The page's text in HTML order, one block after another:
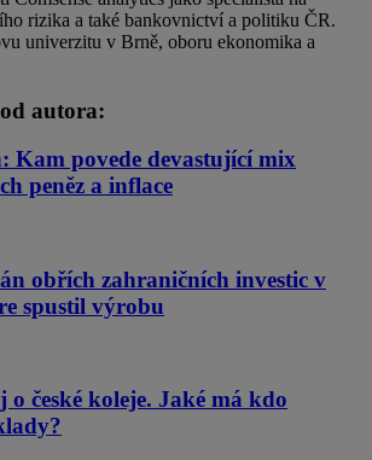
rizika a také bankovnictví a politiku ČR.
univerzitu v Brně, oboru ekonomika a
autora:
Kam povede devastující mix
peněz a inflace
obřích zahraničních investic v
spustil výrobu
o české koleje. Jaké má kdo